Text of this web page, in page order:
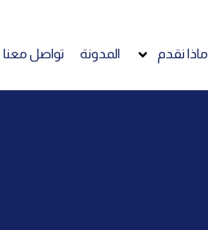
ماذا نقدم المدونة تواصل معنا